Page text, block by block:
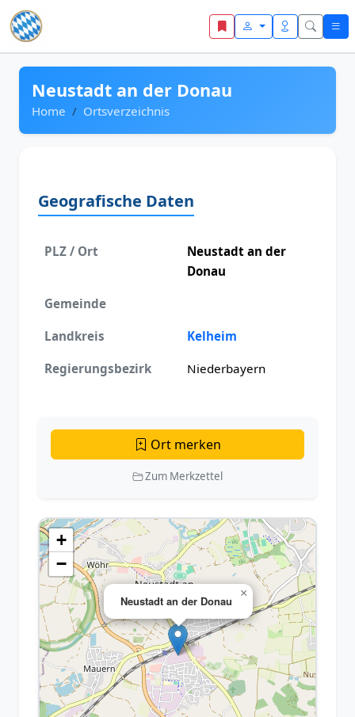
Zum Inhalt springen
Neustadt an der Donau
Home Ortsverzeichnis
Geografische Daten
PLZ / Ort
Neustadt an der
Donau
Gemeinde
Landkreis Kelheim
Regierungsbezirk Niederbayern
Ort merken
Zum Merkzettel
Neustadt an der Donau
×
+
−